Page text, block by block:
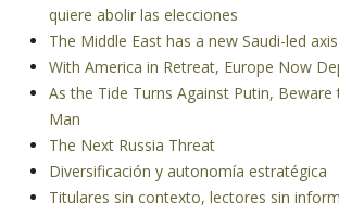
quiere abolir las elecciones
The Middle East has a new Saudi-led axis
With America in Retreat, Europe Now
As the Tide Turns Against Putin,
Man
The Next Russia Threat
Diversificación y autonomía estratégica
Titulares sin contexto, lectores sin